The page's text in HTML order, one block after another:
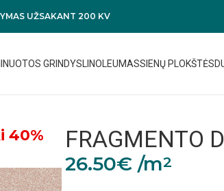
UŽSAKANT 200 KV
GRINDYS LINOLEUMASSIENŲ PLOKŠTĖS
40% FRAGMENTO
26.50€ /m2